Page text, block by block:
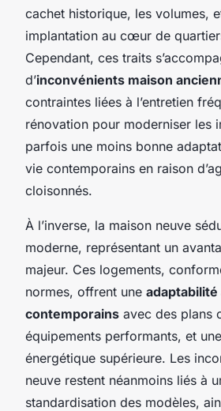
cachet historique, les volumes,
implantation au cœur de
Cependant, ces traits
d’inconvénients maison
contraintes liées à l’entretien
rénovation pour moderniser les
parfois une moins bonne
vie contemporains en raison
cloisonnés.
À l’inverse, la maison neuve
moderne, représentant un
majeur. Ces logements,
normes, offrent une
contemporains avec des plans
équipements performants, et
énergétique supérieure. Les
neuve restent néanmoins liés à
standardisation des modèles,